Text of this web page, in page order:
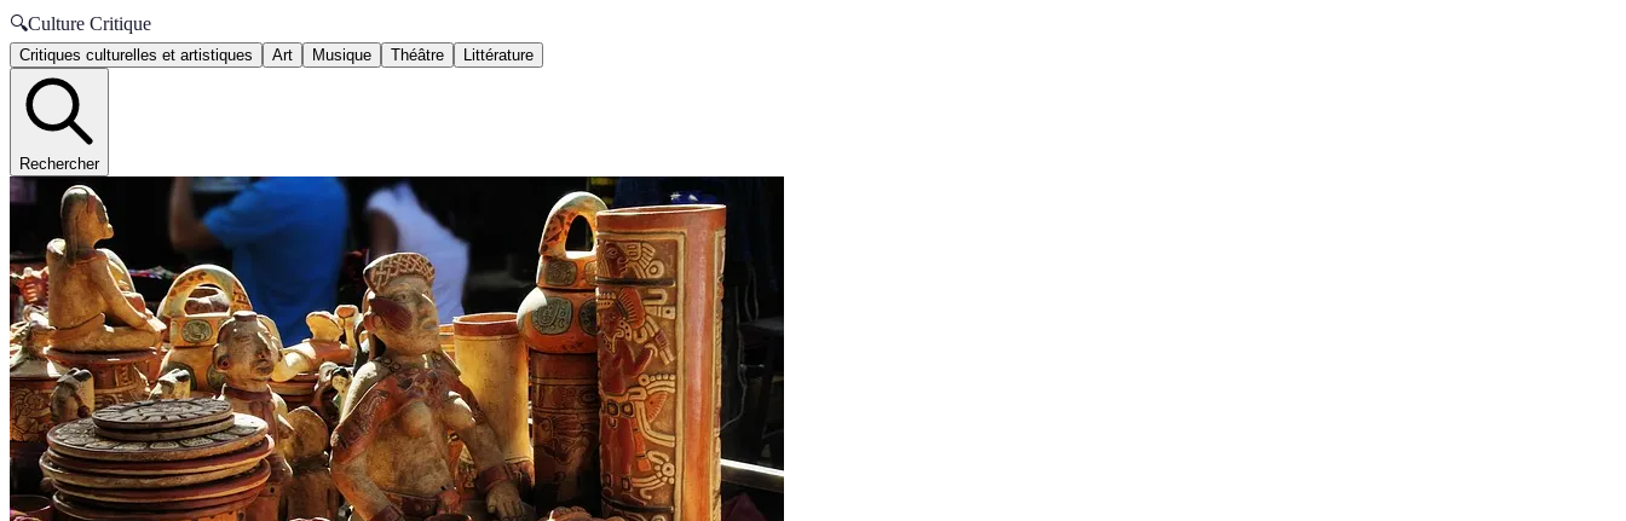
🔍Culture Critique
Critiques culturelles et artistiques Art Musique Théâtre Littérature
Rechercher